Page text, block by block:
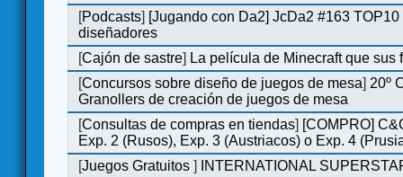
[Podcasts] [Jugando con Da2] JcDa2 #163
diseñadores
[Cajón de sastre] La película de Minecraft que sus
[Concursos sobre diseño de juegos de mesa] 20º
Granollers de creación de juegos de mesa
[Consultas de compras en tiendas] [COMPRO]
Exp. 2 (Rusos), Exp. 3 (Austriacos) o Exp. 4
[Juegos Gratuitos]
INTERNATIONAL